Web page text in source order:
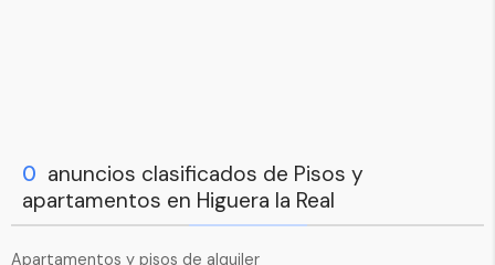
0 anuncios clasificados de Pisos y
apartamentos en Higuera la Real
Apartamentos y pisos de alquiler